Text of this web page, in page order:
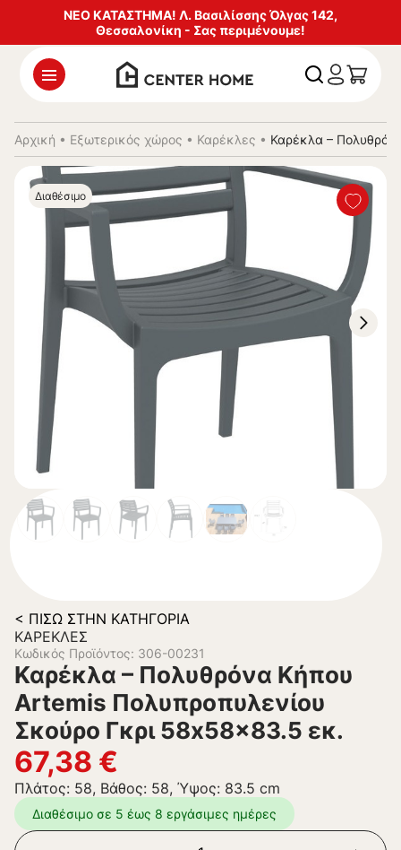
ΝΕΟ ΚΑΤΑΣΤΗΜΑ! Λ. Βασιλίσσης Όλγας 142,
Θεσσαλονίκη - Σας περιμένουμε!
Αρχική • Εξωτερικός χώρος • Καρέκλες • Καρέκλα –
Διαθέσιμο
< ΠΊΣΩ ΣΤΗΝ ΚΑΤΗΓΟΡΊΑ
ΚΑΡΈΚΛΕΣ
Κωδικός Προϊόντος: 306-00231
Καρέκλα – Πολυθρόνα Κήπου
Artemis Πολυπροπυλενίου
Σκούρο Γκρι 58x58x83.5 εκ.
67,38 €
Πλάτος: 58, Βάθος: 58, Ύψος: 83.5 cm
Διαθέσιμο σε 5 έως 8 εργάσιμες ημέρες